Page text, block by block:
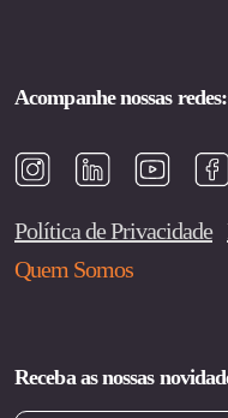
Acompanhe nossas redes:
Política de Privacidade
Quem Somos
Receba as nossas